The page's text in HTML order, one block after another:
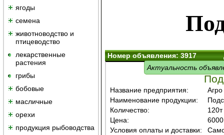
ягоды
семена
животноводство и
птицеводство
лекарственные
растения
грибы
бобовые
масличные
орехи
продукция рыбоводства
Номер объявления: 3917
Актуальность
Название предприятия:
Агро
Наименование продукции:
Количество:
120т
Цена:
6000
Условия оплаты и доставки: